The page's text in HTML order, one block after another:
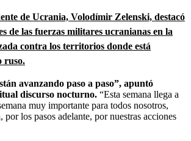
de Ucrania, Volodímir Zelenski, destacó
de las fuerzas militares ucranianas en la
contra los territorios donde está
ruso.
avanzando paso a paso”, apuntó
discurso nocturno. “Esta semana llega a
muy importante para todos nosotros,
por los pasos adelante, por nuestras acciones